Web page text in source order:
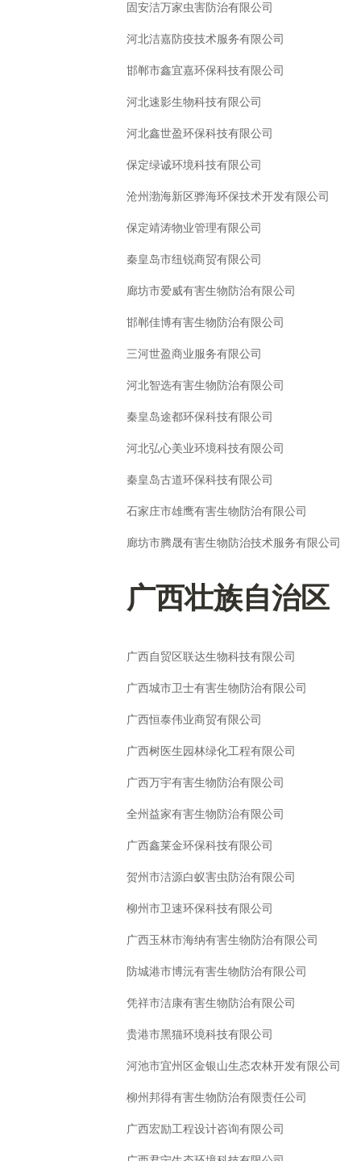
固安洁万家虫害防治有限公司
河北洁嘉防疫技术服务有限公司
邯郸市鑫宜嘉环保科技有限公司
河北速影生物科技有限公司
河北鑫世盈环保科技有限公司
保定绿诚环境科技有限公司
沧州渤海新区骅海环保技术开发有限公司
保定靖涛物业管理有限公司
秦皇岛市纽锐商贸有限公司
廊坊市爱威有害生物防治有限公司
邯郸佳博有害生物防治有限公司
三河世盈商业服务有限公司
河北智选有害生物防治有限公司
秦皇岛途都环保科技有限公司
河北弘心美业环境科技有限公司
秦皇岛古道环保科技有限公司
石家庄市雄鹰有害生物防治有限公司
廊坊市腾晟有害生物防治技术服务有限公司
广西壮族自治区
广西自贸区联达生物科技有限公司
广西城市卫士有害生物防治有限公司
广西恒泰伟业商贸有限公司
广西树医生园林绿化工程有限公司
广西万宇有害生物防治有限公司
全州益家有害生物防治有限公司
广西鑫莱金环保科技有限公司
贺州市洁源白蚁害虫防治有限公司
柳州市卫速环保科技有限公司
广西玉林市海纳有害生物防治有限公司
防城港市博沅有害生物防治有限公司
凭祥市洁康有害生物防治有限公司
贵港市黑猫环境科技有限公司
河池市宜州区金银山生态农林开发有限公司
柳州邦得有害生物防治有限责任公司
广西宏励工程设计咨询有限公司